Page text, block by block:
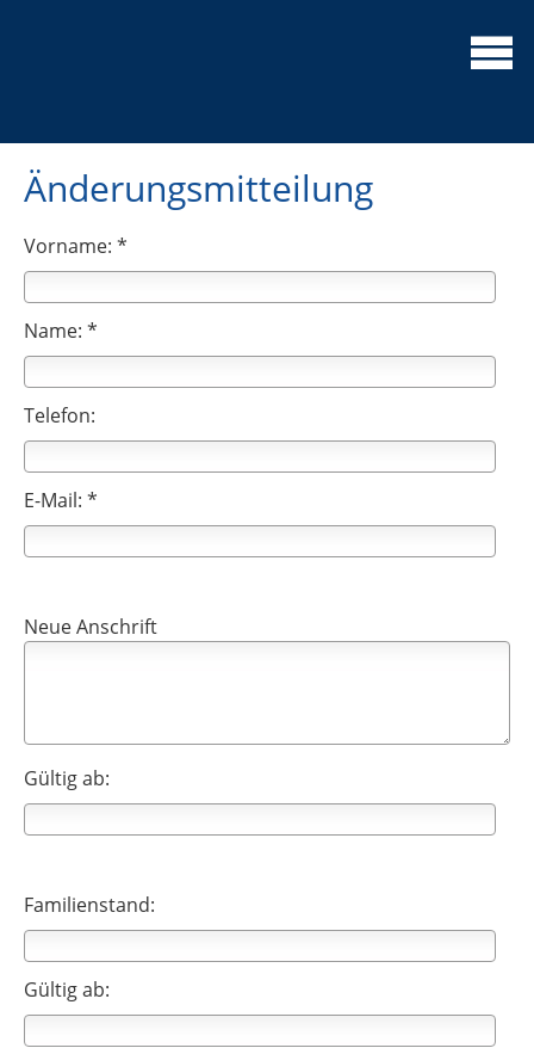
Änderungsmitteilung
Vorname: *
Name: *
Telefon:
E-Mail: *
Neue Anschrift
Gültig ab:
Familienstand:
Gültig ab: